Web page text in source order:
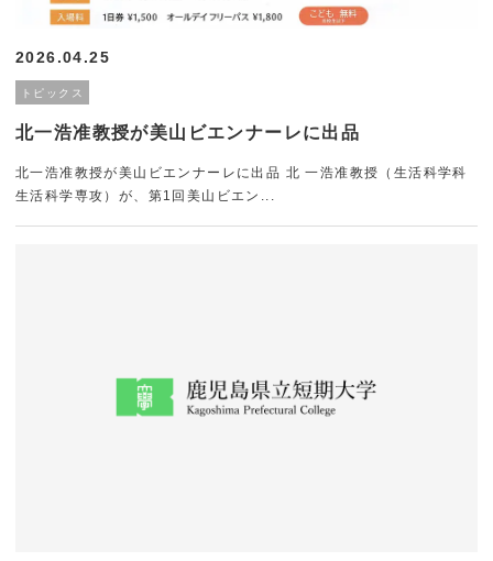
一般・社会人・卒業生の
鹿児島県立短期大学の基
本方針
教育情報の公表
2026.04.25
トピックス
北一浩准教授が美山ビエンナーレに出品
北一浩准教授が美山ビエンナーレに出品 北 一浩准教授（生活科学科
生活科学専攻）が、第1回美山ビエン...